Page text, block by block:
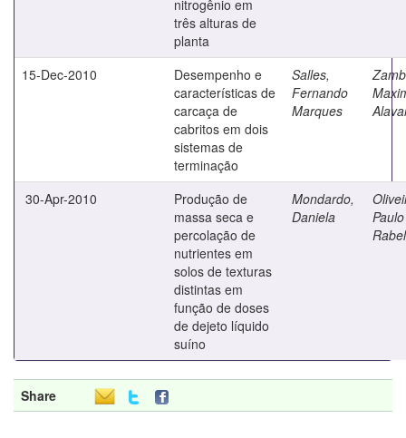
nitrogênio em
três alturas de
planta
15-Dec-2010
Desempenho e
características de
carcaça de
cabritos em dois
sistemas de
terminação
Salles,
Fernando
Marques
30-Apr-2010
Produção de
massa seca e
percolação de
nutrientes em
solos de texturas
distintas em
função de doses
de dejeto líquido
suíno
Mondardo,
Daniela
Share